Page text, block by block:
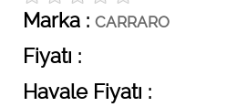
Marka : CARRARO
Fiyatı :
Havale Fiyatı :